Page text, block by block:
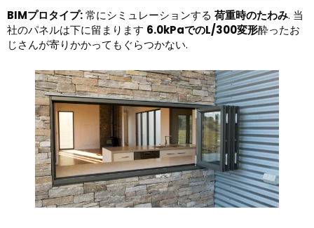
BIMプロタイプ:常にシミュレーションする 荷重時のたわみ. 当
社のパネルは下に留まります 6.0kPaでのL/300変形酔ったお
じさんが寄りかかってもぐらつかない.